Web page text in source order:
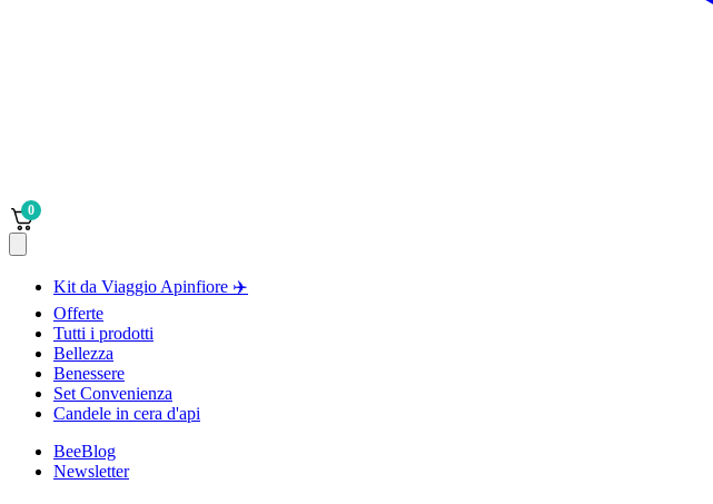
0
Kit da Viaggio Apinfiore ✈️
Offerte
Tutti i prodotti
Bellezza
Benessere
Set Convenienza
Candele in cera d'api
BeeBlog
Newsletter